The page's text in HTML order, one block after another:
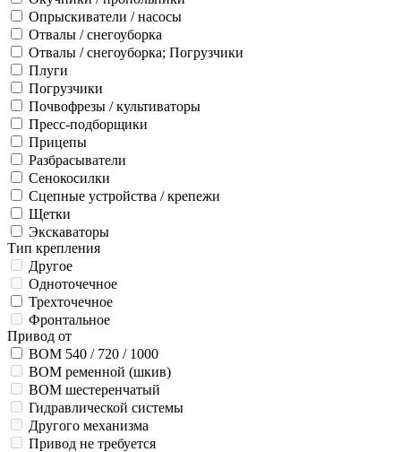
Опрыскиватели / насосы
Отвалы / снегоуборка
Отвалы / снегоуборка; Погрузчики
Плуги
Погрузчики
Почвофрезы / культиваторы
Пресс-подборщики
Прицепы
Разбрасыватели
Сенокосилки
Сцепные устройства / крепежи
Щетки
Экскаваторы
Тип крепления
Другое
Одноточечное
Трехточечное
Фронтальное
Привод от
ВОМ 540 / 720 / 1000
ВОМ ременной (шкив)
ВОМ шестеренчатый
Гидравлической системы
Другого механизма
Привод не требуется